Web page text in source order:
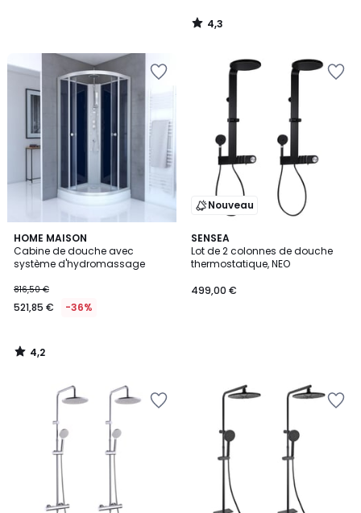
4,3
/
HOME MAISON
Cabine de douche avec
système d'hydromassage
816,50 €
521,85 € -36%
4,2
/ 5
4,2
/
Nouveau
SENSEA
Lot de 2 colonnes de douche
thermostatique, NEO
499,00 €